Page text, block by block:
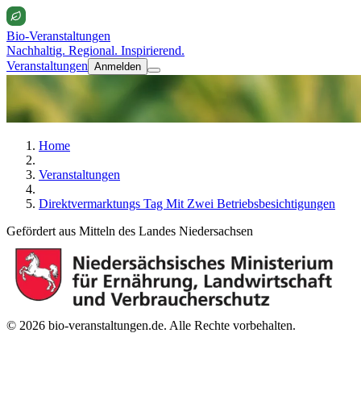
Bio-Veranstaltungen
Nachhaltig. Regional. Inspirierend.
Veranstaltungen Anmelden
Home
Veranstaltungen
Direktvermarktungs Tag Mit Zwei Betriebsbesichtigungen
Gefördert aus Mitteln des Landes Niedersachsen
© 2026 bio-veranstaltungen.de. Alle Rechte vorbehalten.